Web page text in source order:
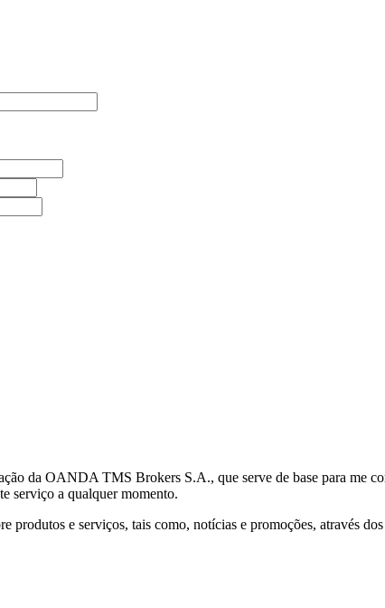
da OANDA TMS Brokers S.A., que serve de base para me
serviço a qualquer momento.
e serviços, tais como, notícias e promoções, através